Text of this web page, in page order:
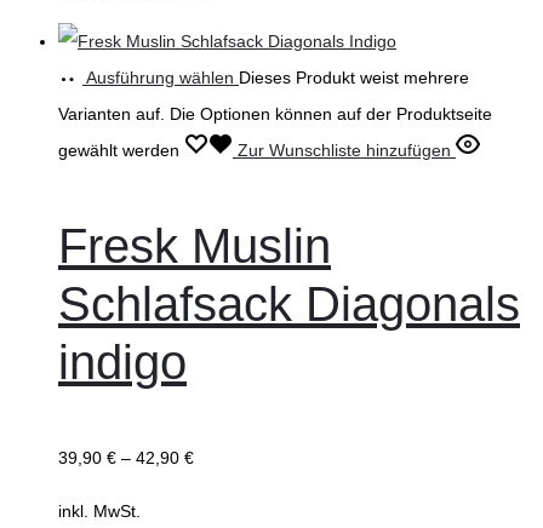
Ausführung wählen Dieses Produkt weist mehrere
Varianten auf. Die Optionen können auf der Produktseite
gewählt werden
Zur Wunschliste hinzufügen
Fresk Muslin
Schlafsack Diagonals
indigo
39,90 € – 42,90 €
inkl. MwSt.